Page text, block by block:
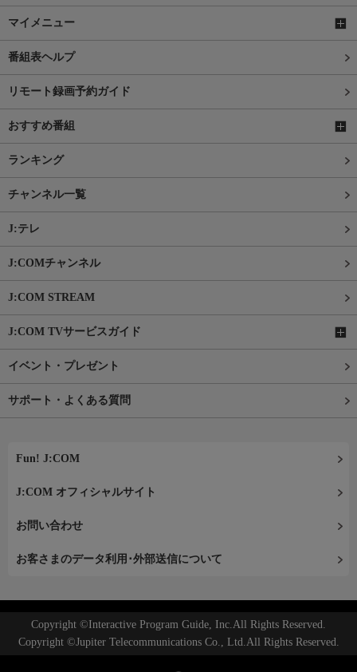
マイメニュー
番組表ヘルプ
リモート録画予約ガイド
おすすめ番組
ランキング
チャンネル一覧
J:テレ
J:COMチャンネル
J:COM STREAM
J:COM TVサービスガイド
イベント・プレゼント
サポート・よくある質問
Fun! J:COM
J:COM オフィシャルサイト
お問い合わせ
お客さまのデータ利用･外部送信について
Copyright ©Interactive Program Guide, Inc.All Rights Reserved.
Copyright ©Jupiter Telecommunications Co., Ltd.All Rights Reserved.